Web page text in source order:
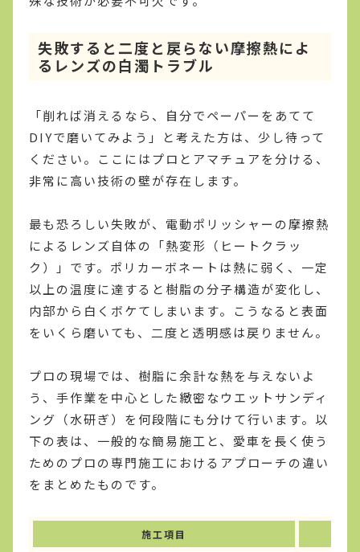
失敗すると二度と戻らない摩擦熱によ
るレンズの白濁トラブル
「削れば消えるなら、自分でペーパーをあてて
DIYで磨いてみよう」と考えた方は、少し待って
ください。ここにはプロとアマチュアを分ける、
非常に高い技術の壁が存在します。
最も恐ろしい失敗が、電動ポリッシャーの摩擦熱
によるレンズ自体の「熱変形（ヒートクラッ
ク）」です。ポリカーボネートは熱に弱く、一定
以上の温度に達すると樹脂の分子構造が変化し、
内部から白くボケてしまいます。こうなると表面
をいくら磨いても、二度と透明感は戻りません。
プロの現場では、樹脂に余計な熱を与えないよ
う、手作業を中心とした緻密なウエットサンディ
ング（水研ぎ）を何段階にも分けて行います。以
下の表は、一般的な簡易施工と、愛車を長く使う
ためのプロの専門施工におけるアプローチの違い
をまとめたものです。
施工項目